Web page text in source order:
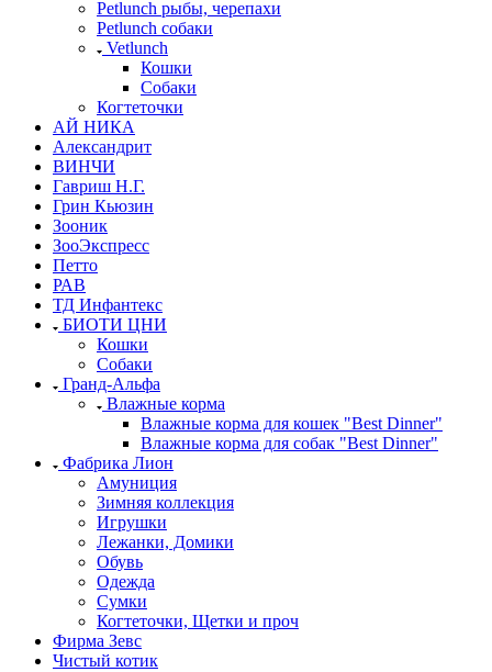
Petlunch рыбы, черепахи
Petlunch собаки
Vetlunch
Кошки
Собаки
Когтеточки
АЙ НИКА
Александрит
ВИНЧИ
Гавриш Н.Г.
Грин Кьюзин
Зооник
ЗооЭкспресс
Петто
РАВ
ТД Инфантекс
БИОТИ ЦНИ
Кошки
Собаки
Гранд-Альфа
Влажные корма
Влажные корма для кошек "Best Dinner"
Влажные корма для собак "Best Dinner"
Фабрика Лион
Амуниция
Зимняя коллекция
Игрушки
Лежанки, Домики
Обувь
Одежда
Сумки
Когтеточки, Щетки и проч
Фирма Зевс
Чистый котик